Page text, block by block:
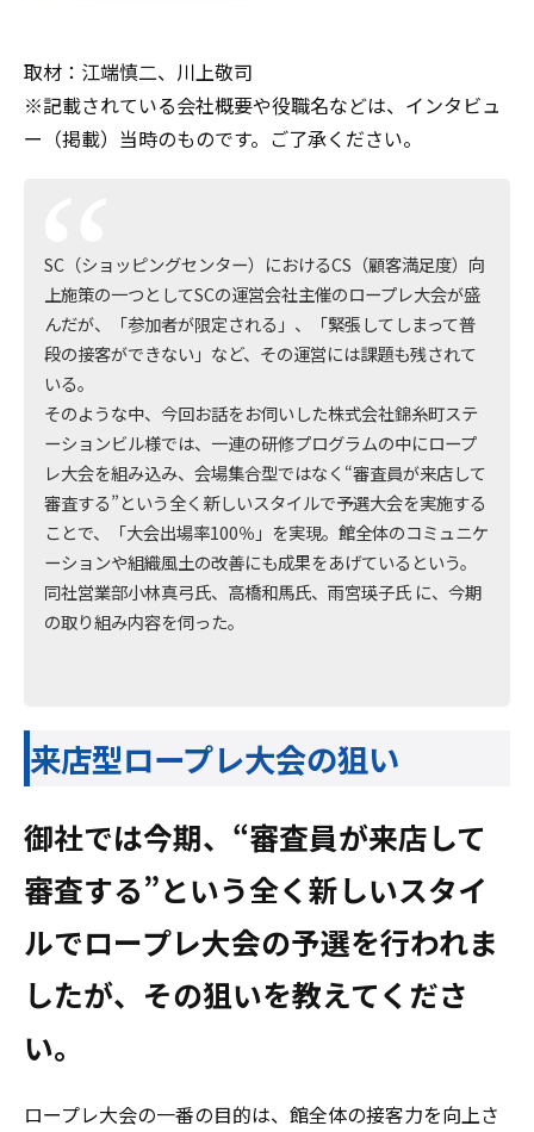
取材：江端慎二、川上敬司
※記載されている会社概要や役職名などは、インタビュ
ー（掲載）当時のものです。ご了承ください。
SC（ショッピングセンター）におけるCS（顧客満足度）向
上施策の一つとしてSCの運営会社主催のロープレ大会が盛
んだが、「参加者が限定される」、「緊張してしまって普
段の接客ができない」など、その運営には課題も残されて
いる。
そのような中、今回お話をお伺いした株式会社錦糸町ステ
ーションビル様では、一連の研修プログラムの中にロープ
レ大会を組み込み、会場集合型ではなく“審査員が来店して
審査する”という全く新しいスタイルで予選大会を実施する
ことで、「大会出場率100％」を実現。館全体のコミュニケ
ーションや組織風土の改善にも成果をあげているという。
同社営業部小林真弓氏、高橋和馬氏、雨宮瑛子氏 に、今期
の取り組み内容を伺った。
来店型ロープレ大会の狙い
――御社では今期、“審査員が来店して
審査する”という全く新しいスタイ
ルでロープレ大会の予選を行われま
したが、その狙いを教えてくださ
い。
ロープレ大会の一番の目的は、館全体の接客力を向上さ